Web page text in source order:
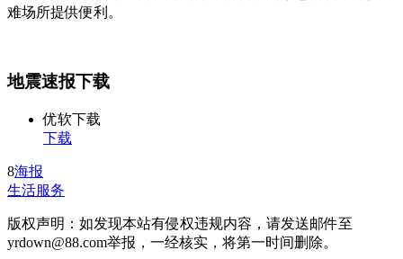
难场所提供便利。
地震速报下载
优软下载
下载
8海报
生活服务
版权声明：如发现本站有侵权违规内容，请发送邮件至
yrdown@88.com举报，一经核实，将第一时间删除。